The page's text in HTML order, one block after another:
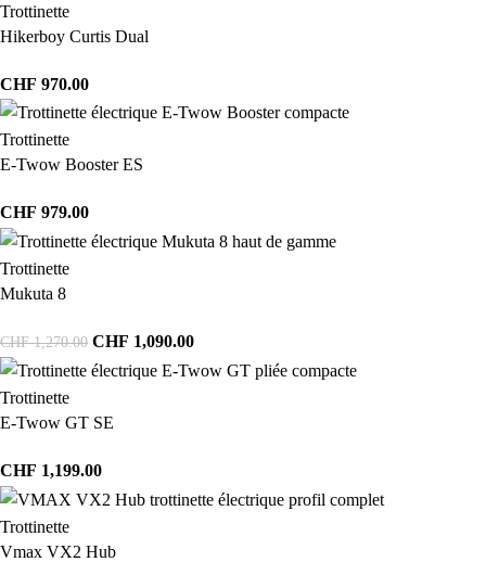
Trottinette
Hikerboy Curtis Dual
CHF 970.00
Trottinette
E-Twow Booster ES
CHF 979.00
Trottinette
Mukuta 8
CHF1,270.00 CHF 1,090.00
Trottinette
E-Twow GT SE
CHF 1,199.00
Trottinette
Vmax VX2 Hub